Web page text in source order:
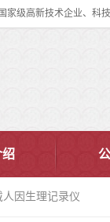
绍
因生理记录仪